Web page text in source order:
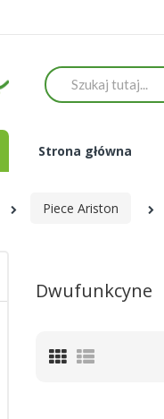
Szukaj
Strona główna
Piece Ariston
Dwufunkcyne
SiatkaLista